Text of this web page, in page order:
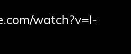
watch?v=I-